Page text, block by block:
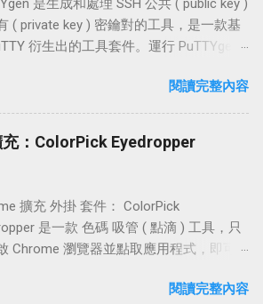
contact.line.me/zh-hant/?
」 設置教學 開啟「行動
上的 LINE APP，在「設置」頁面點擊
。 回到【上一頁】點選【個人資料】，接
【行動條碼】。 這一步我們選取【行動
描器】，接著到「桌機裝置」開啟「電
LINE APP 並點選【使用行動條碼登
接著用開啟中的「行動條碼掃描器」掃
中的 QRcode，緊接著系統 APP 會詢問
登入，這裡點擊【登入】。 在這邊系統
您已登入成功」我們按下【確定】，回
腦版」就可以看到成功登入 LINE 了。 小
動裝置不開啟「未知的來源 ( Android )」
兩步驟驗證」登入的 網域 供應商做為選
如：「 Namecheap 」、「 Name.com
流程 主網域 www 設定 (
頂層網域 ) 子網域 blog 設定
定 ( 頂層網域 ) 首先，登入 Blogger 後
到左頁框中的「設定 \ 基本」，再到右
設定」下方的輸入框中，「輸入自己的
並按下【儲存】 出現提示：「無法使用
」綁定 Blogger 的訊息，並要求我們新增
」。這邊可以右鍵點選【設定說明】在
是生成和處理 SSH 公共 ( public key )
( private key ) 密鑰對的工具，是一款基
衍生出的工具套件。運行 PuTTYgen
SSH 客戶端的私鑰格式做交互操作 (
、FileZilla )。 PuTTYgen 可以使用
1 ( RSA )、SSH-2 ( RSA )、SSH-2
這三種格式做輸出，預設使用 2048 bits
鑰。 操作 PuTTYgen 這個工具時，除了
生 SSH 連線 RSA 、 DSA 公鑰 和 私鑰 (
) 外，還能加載現有 金鑰 進行簡易修
如幫私鑰加入密碼，變更私鑰密碼，或
金鑰註解 ( Key comment )。 Windows
要連線到 Red Hat OpenShift 、Google
閱讀完整內容
：ColorPick Eyedropper
擴充 外掛 套件： ColorPick
是一款 色碼 吸管 ( 點滴 ) 工具，只
Chrome 瀏覽器並點取應用程式，即可
六進位值色碼 ) 及 RGB 色彩，在使用上
閱讀完整內容